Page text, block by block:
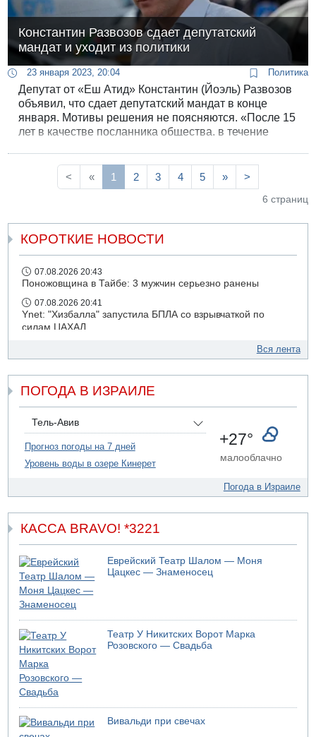
Константин Развозов сдает депутатский
мандат и уходит из политики
23 января 2023, 20:04 Политика
Депутат от «Еш Атид» Константин (Йоэль) Развозов
объявил, что сдает депутатский мандат в конце
января. Мотивы решения не поясняются. «После 15
лет в качестве посланника общества, в течение
я решил взять паузу и в конце месяца ухожу из
Кнессета», - заявил Развозов.
< « 1 2 3 4 5 » >
6 страниц
КОРОТКИЕ НОВОСТИ
07.08.2026 20:43
Поножовщина в Тайбе: 3 мужчин серьезно ранены
07.08.2026 20:41
Ynet: "Хизбалла" запустила БПЛА со взрывчаткой по
силам ЦАХАЛ
ДТП в Ашдоде: тяжело ранены двое маленьких детей
07.08.2026 19:14
Скончался водитель, врезавшийся в стену в
Иерусалиме
07.08.2026 17:57
Подозреваемый в домогательствах в хостеле - Гильбоа
Дахан
07.08.2026 17:55
коррупционных отношениях с Йоавом Элиаси
Вся лента
ПОГОДА В ИЗРАИЛЕ
Тель-Авив
Прогноз погоды на 7 дней
Уровень воды в озере Кинерет
+27°
малооблачно
Погода в Израиле
КАССА BRAVO! *3221
Еврейский Театр Шалом — Моня
Цацкес — Знаменосец
Театр У Никитских Ворот Марка
Розовского — Свадьба
Вивальди при свечах